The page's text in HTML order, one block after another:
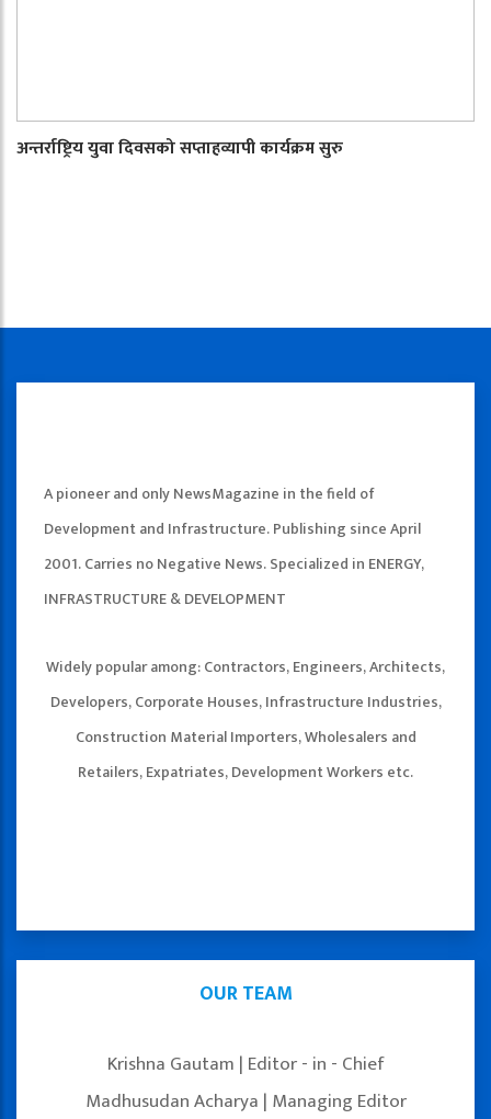
अन्तर्राष्ट्रिय युवा दिवसको सप्ताहव्यापी कार्यक्रम सुरु
A pioneer and only NewsMagazine in the field of
Development and Infrastructure. Publishing since April
2001. Carries no Negative News. Specialized in ENERGY,
INFRASTRUCTURE & DEVELOPMENT
Widely popular among: Contractors, Engineers, Architects,
Developers, Corporate Houses, Infrastructure Industries,
Construction Material Importers, Wholesalers and
Retailers, Expatriates, Development Workers etc.
OUR TEAM
Krishna Gautam | Editor - in - Chief
Madhusudan Acharya | Managing Editor